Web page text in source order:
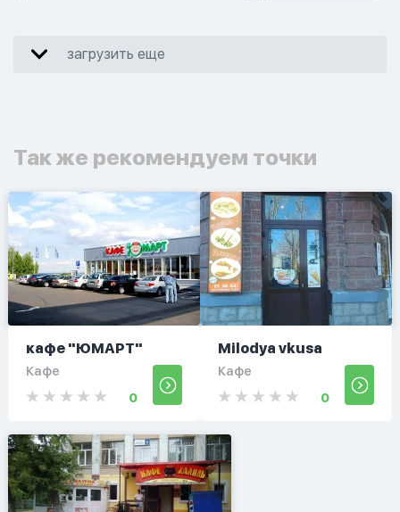
загрузить еще
Так же рекомендуем точки
кафе "ЮМАРТ"
Кафе
0
Milodya vkusa
Кафе
0